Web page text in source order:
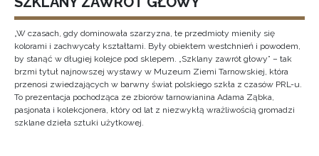
„W czasach, gdy dominowała szarzyzna, te przedmioty mieniły się
kolorami i zachwycały kształtami. Były obiektem westchnień i powodem,
by stanąć w długiej kolejce pod sklepem. „Szklany zawrót głowy” – tak
brzmi tytuł najnowszej wystawy w Muzeum Ziemi Tarnowskiej, która
przenosi zwiedzających w barwny świat polskiego szkła z czasów PRL-u.
To prezentacja pochodząca ze zbiorów tarnowianina Adama Ząbka,
pasjonata i kolekcjonera, który od lat z niezwykłą wrażliwością gromadzi
szklane dzieła sztuki użytkowej.